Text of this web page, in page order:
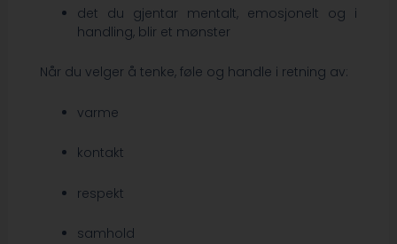
det du gjentar mentalt, emosjonelt og i
handling, blir et mønster
Når du velger å tenke, føle og handle i retning av:
varme
kontakt
respekt
samhold